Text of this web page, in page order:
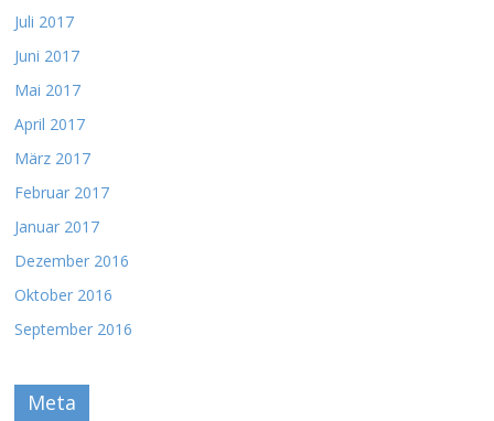
Juli 2017
Juni 2017
Mai 2017
April 2017
März 2017
Februar 2017
Januar 2017
Dezember 2016
Oktober 2016
September 2016
Meta